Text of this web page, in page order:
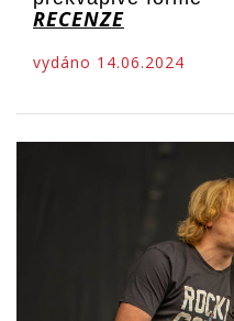
RECENZE
vydáno 14.06.2024